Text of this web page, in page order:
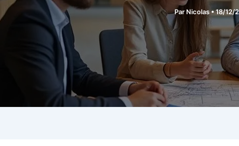
Par Nicolas•18/12/